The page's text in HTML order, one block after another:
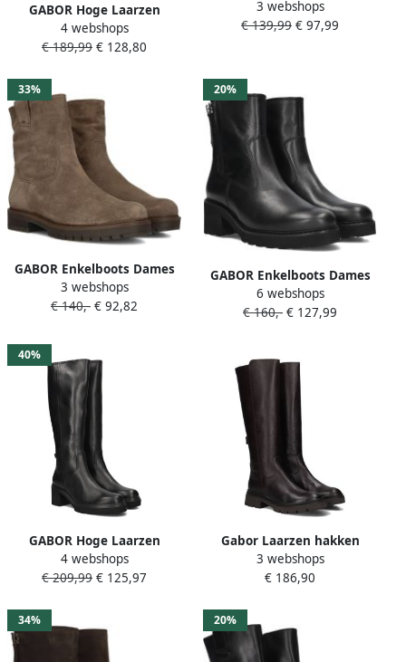
GABOR Hoge Laarzen
Dames 879 Maat: 42 5
Materiaal: Suède Kleur:
4 webshops
€ 189,99 € 128,80
723.2 Maat: 37 Materiaal:
Suède Kleur: Beige
3 webshops
€ 139,99 € 97,99
33%
GABOR Enkelboots Dames
723.2 Maat: 42 Materiaal:
Suède Kleur: Bruin
3 webshops
€ 140,- € 92,82
20%
GABOR Enkelboots Dames
631.1 Maat: 43 Materiaal:
Leer Kleur: Zwart
6 webshops
€ 160,- € 127,99
40%
GABOR Hoge Laarzen
Dames 879 Maat: 37 5
Materiaal: Leer Kleur: Zwart
4 webshops
€ 209,99 € 125,97
Gabor Laarzen hakken
lange laarzen met
comfortabele beste
3 webshops
€ 186,90
34% 20%